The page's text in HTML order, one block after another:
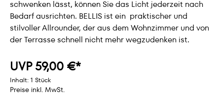
schwenken lässt, können Sie das Licht jederzeit nach
Bedarf ausrichten. BELLIS ist ein praktischer und
stilvoller Allrounder, der aus dem Wohnzimmer und von
der Terrasse schnell nicht mehr wegzudenken ist.
UVP 59,00 €*
Inhalt: 1 Stück
Preise inkl. MwSt.